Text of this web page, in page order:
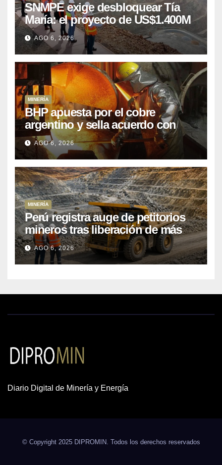
SNMPE exige desbloquear Tía
María: el proyecto de US$1.400M
que Perú lleva 15 años
posponiendo
AGO 6, 2026
MINERÍA
BHP apuesta por el cobre
argentino y sella acuerdo con
Kobrea para siete proyecto
AGO 6, 2026
MINERÍA
Perú registra auge de petitorios
mineros tras liberación de más
de mil concesiones para explorar
cobre y oro
AGO 6, 2026
Diario Digital de Minería y Energía
© Copyright 2025 DIPROMIN. Todos los derechos reservados